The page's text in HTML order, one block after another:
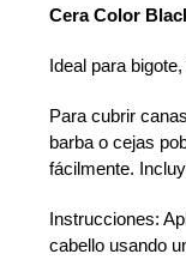
Cera Color
Ideal para
Para cubrir
barba o cejas
fácilmente.
Instrucciones:
cabello usando